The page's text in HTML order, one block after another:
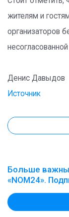
жителям и
организаторов
Денис Давыдов
Источник
Больше
«NOM24».